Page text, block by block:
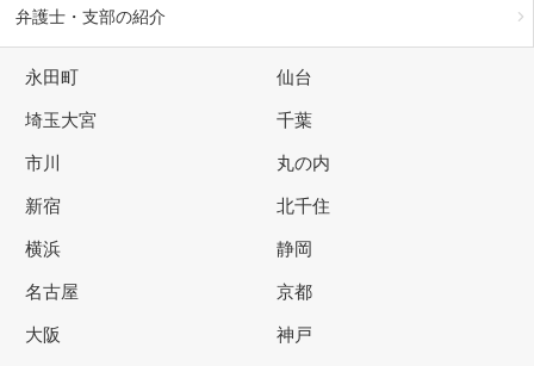
弁護士・支部の紹介
永田町 仙台
埼玉大宮 千葉
市川 丸の内
新宿 北千住
横浜 静岡
名古屋 京都
大阪 神戸